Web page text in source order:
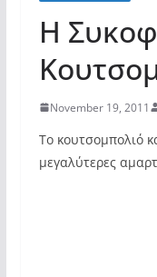
Η
November 19, 2011
Το κουτσομπολιό
μεγαλύτερες